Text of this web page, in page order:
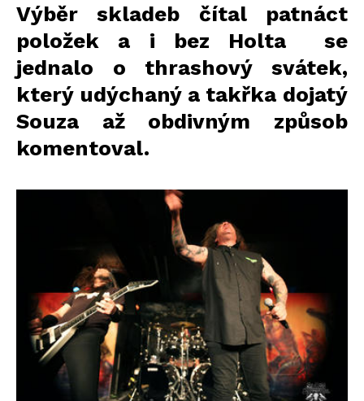
Výběr skladeb čítal patnáct
položek a i bez Holta se
jednalo o thrashový svátek,
který udýchaný a takřka dojatý
Souza až obdivným způsob
komentoval.